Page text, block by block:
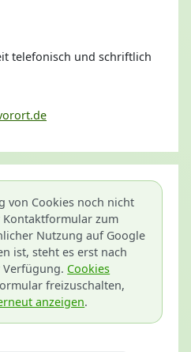
telefonisch und schriftlich
von Cookies noch nicht
zum
Nutzung auf Google
ist, steht es erst nach
Cookies
freizuschalten,
anzeigen.